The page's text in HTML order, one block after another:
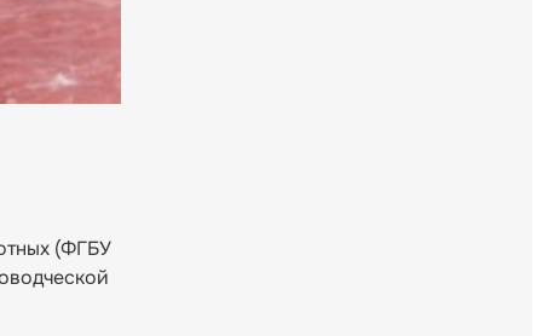
(ФГБУ